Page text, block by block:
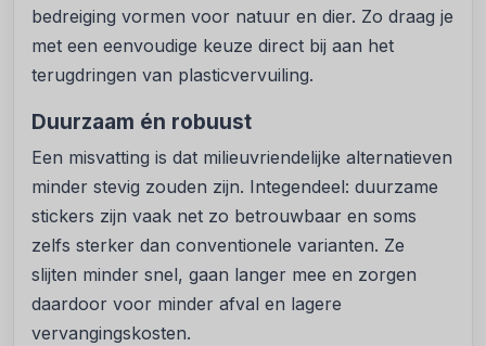
bedreiging vormen voor natuur en dier. Zo draag je
met een eenvoudige keuze direct bij aan het
terugdringen van plasticvervuiling.
Duurzaam én robuust
Een misvatting is dat milieuvriendelijke alternatieven
minder stevig zouden zijn. Integendeel: duurzame
stickers zijn vaak net zo betrouwbaar en soms
zelfs sterker dan conventionele varianten. Ze
slijten minder snel, gaan langer mee en zorgen
daardoor voor minder afval en lagere
vervangingskosten.